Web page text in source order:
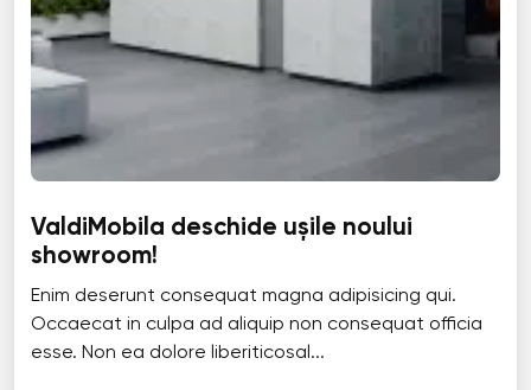
ValdiMobila deschide ușile noului
showroom!
Enim deserunt consequat magna adipisicing qui.
Occaecat in culpa ad aliquip non consequat officia
esse. Non ea dolore liberiticosal...